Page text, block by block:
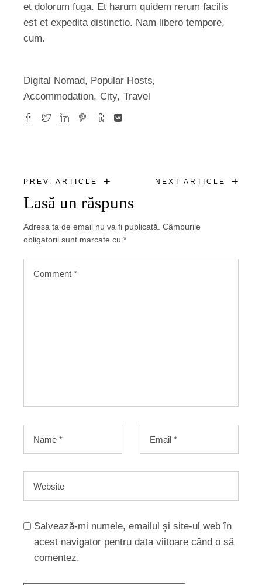
et dolorum fuga. Et harum quidem rerum facilis
est et expedita distinctio. Nam libero tempore,
cum.
Digital Nomad, Popular Hosts
Accommodation
City Travel
PREV. ARTICLE + NEXT ARTICLE +
Lasă un răspuns
Adresa ta de email nu va fi publicată. Câmpurile
obligatorii sunt marcate cu*
Salvează-mi numele, emailul și site-ul web în
acest navigator pentru data viitoare când o să
comentez.